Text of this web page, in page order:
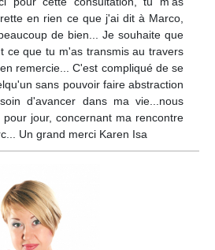
en rien ce que j'ai dit à Marco,
de bien... Je souhaite que
ce que tu m'as transmis au travers
remercie... C'est compliqué de se
sans pouvoir faire abstraction
d'avancer dans ma vie...nous
jour, concernant ma rencontre
Un grand merci Karen Isa